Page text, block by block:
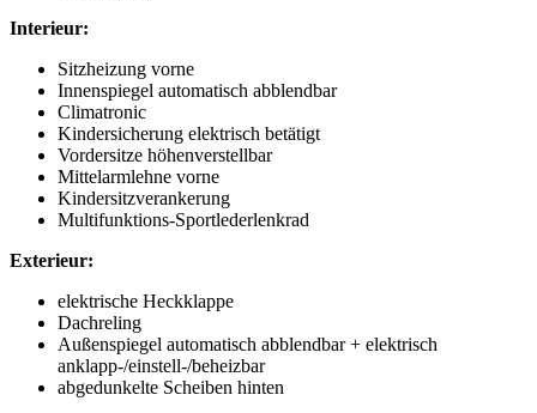
Interieur:
Sitzheizung vorne
Innenspiegel automatisch abblendbar
Climatronic
Kindersicherung elektrisch betätigt
Vordersitze höhenverstellbar
Mittelarmlehne vorne
Kindersitzverankerung
Multifunktions-Sportlederlenkrad
Exterieur:
elektrische Heckklappe
Dachreling
Außenspiegel automatisch abblendbar + elektrisch
anklapp-/einstell-/beheizbar
abgedunkelte Scheiben hinten